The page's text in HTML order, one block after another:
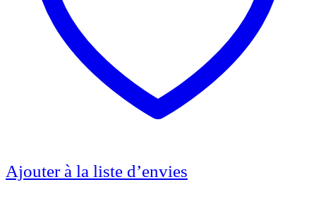
Ajouter à la liste d’envies